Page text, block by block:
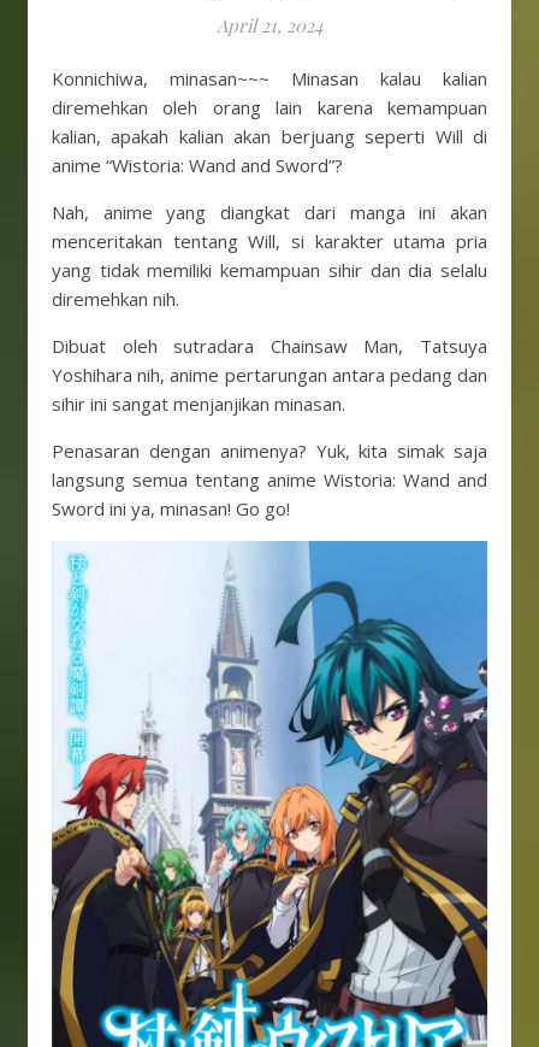
April 21, 2024
Konnichiwa, minasan~~~ Minasan kalau kalian
diremehkan oleh orang lain karena kemampuan
kalian, apakah kalian akan berjuang seperti Will di
anime “Wistoria: Wand and Sword”?
Nah, anime yang diangkat dari manga ini akan
menceritakan tentang Will, si karakter utama pria
yang tidak memiliki kemampuan sihir dan dia selalu
diremehkan nih.
Dibuat oleh sutradara Chainsaw Man, Tatsuya
Yoshihara nih, anime pertarungan antara pedang dan
sihir ini sangat menjanjikan minasan.
Penasaran dengan animenya? Yuk, kita simak saja
langsung semua tentang anime Wistoria: Wand and
Sword ini ya, minasan! Go go!